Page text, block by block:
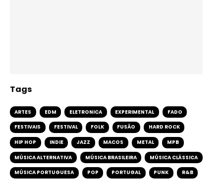
Tags
ARTES EDM ELETRONICA EXPERIMENTAL FADO
FESTIVAIS FESTIVAL FOLK FUSÃO HARD ROCK
HIP HOP INDIE JAZZ MACOS METAL MPB
MÚSICA ALTERNATIVA MÚSICA BRASILEIRA MÚSICA CLÁSSICA
MÚSICA PORTUGUESA POP PORTUGAL PUNK R&B